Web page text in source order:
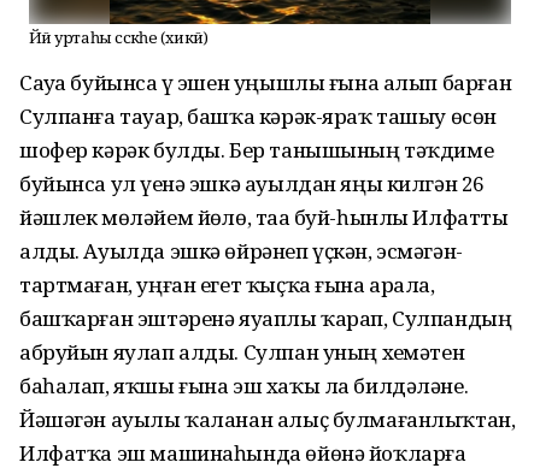
Йәй уртаһы сәскәһе (хикәйә)
Сауҙа буйынса үҙ эшен уңышлы ғына алып барған
Сулпанға тауар, башҡа кәрәк-яраҡ ташыу өсөн
шофер кәрәк булды. Бер танышының тәҡдиме
буйынса ул үҙенә эшкә ауылдан яңы килгән 26
йәшлек мөләйем йөҙлө, таҙа буй-һынлы Илфатты
алды. Ауылда эшкә өйрәнеп үҫкән, эсмәгән-
тартмаған, уңған егет ҡыҫҡа ғына арала,
башҡарған эштәренә яуаплы ҡарап, Сулпандың
абруйын яулап алды. Сулпан уның хеҙмәтен
баһалап, яҡшы ғына эш хаҡы ла билдәләне.
Йәшәгән ауылы ҡаланан алыҫ булмағанлыҡтан,
Илфатҡа эш машинаһында өйөнә йоҡларға